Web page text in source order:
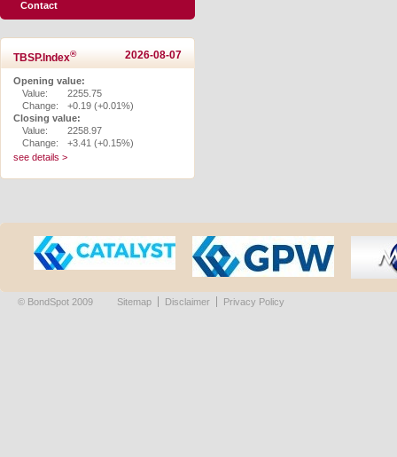
Contact
TBSP.Index® 2026-08-07
Opening value:
Value:
2255.75
Change:
+0.19 (+0.01%)
Closing value:
Value:
2258.97
Change:
+3.41 (+0.15%)
see details >
© BondSpot 2009 Sitemap Disclaimer Privacy Policy